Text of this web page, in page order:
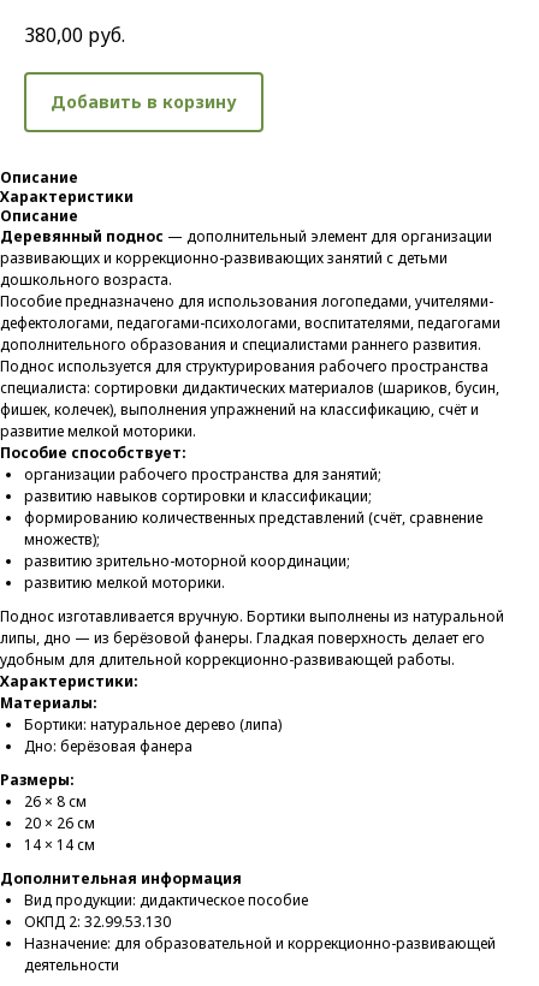
380,00 руб.
Добавить в корзину
Описание
Характеристики
Описание
Деревянный поднос — дополнительный элемент для организации
развивающих и коррекционно-развивающих занятий с детьми
дошкольного возраста.
Пособие предназначено для использования логопедами, учителями-
дефектологами, педагогами-психологами, воспитателями, педагогами
дополнительного образования и специалистами раннего развития.
Поднос используется для структурирования рабочего пространства
специалиста: сортировки дидактических материалов (шариков, бусин,
фишек, колечек), выполнения упражнений на классификацию, счёт и
развитие мелкой моторики.
Пособие способствует:
организации рабочего пространства для занятий;
развитию навыков сортировки и классификации;
формированию количественных представлений (счёт, сравнение
множеств);
развитию зрительно-моторной координации;
развитию мелкой моторики.
Поднос изготавливается вручную. Бортики выполнены из натуральной
липы, дно — из берёзовой фанеры. Гладкая поверхность делает его
удобным для длительной коррекционно-развивающей работы.
Характеристики:
Материалы:
Бортики: натуральное дерево (липа)
Дно: берёзовая фанера
Размеры:
26 × 8 см
20 × 26 см
14 × 14 см
Дополнительная информация
Вид продукции: дидактическое пособие
ОКПД 2: 32.99.53.130
Назначение: для образовательной и коррекционно-развивающей
деятельности